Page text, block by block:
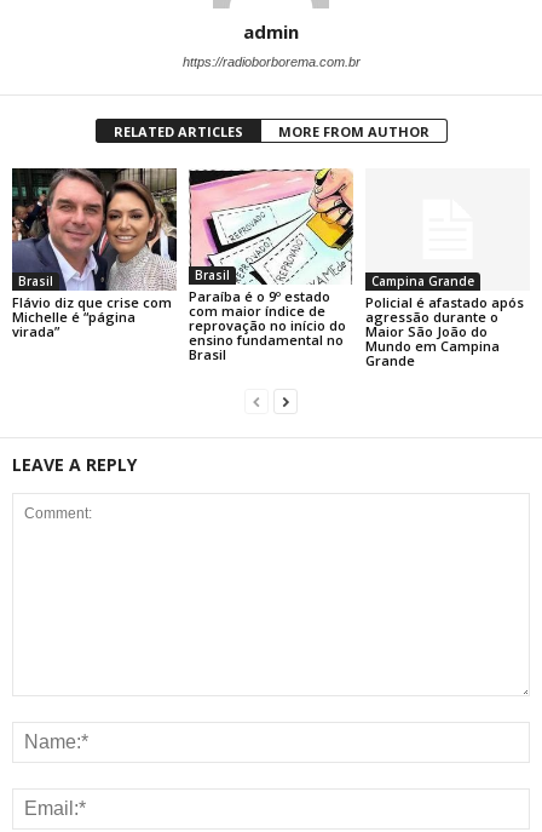
admin
https://radioborborema.com.br
RELATED ARTICLES MORE FROM AUTHOR
Brasil
Flávio diz que crise com
Michelle é “página
virada”
Brasil
Paraíba é o 9º estado
com maior índice de
reprovação no início do
ensino fundamental no
Brasil
Campina Grande
Policial é afastado após
agressão durante o
Maior São João do
Mundo em Campina
Grande
LEAVE A REPLY